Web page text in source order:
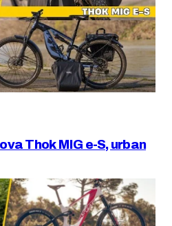
Thok MIG e-S, urban